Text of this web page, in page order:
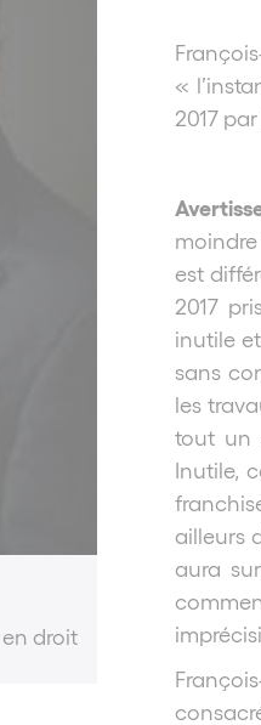
droit
«
2017
est
2017
inutile
sans
les
tout un
Inutile,
ailleurs
aura